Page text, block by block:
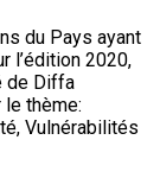
du Pays ayant
l’édition 2020,
de Diffa
le thème:
Vulnérabilités